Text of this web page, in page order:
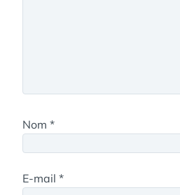
Nom *
E-mail *